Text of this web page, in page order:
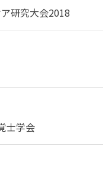
研究大会2018
士学会